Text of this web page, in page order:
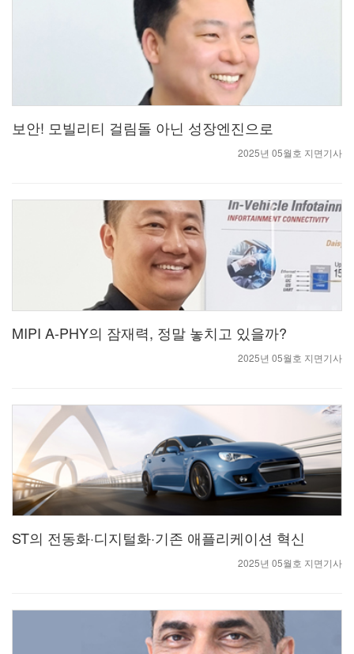
보안! 모빌리티 걸림돌 아닌 성장엔진으로
2025년 05월호 지면기사
MIPI A-PHY의 잠재력, 정말 놓치고 있을까?
2025년 05월호 지면기사
ST의 전동화·디지털화·기존 애플리케이션 혁신
2025년 05월호 지면기사